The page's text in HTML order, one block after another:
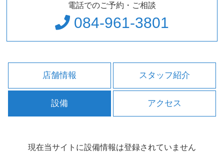
電話でのご予約・ご相談
084-961-3801
店舗情報 スタッフ紹介
設備 アクセス
現在当サイトに設備情報は登録されていません